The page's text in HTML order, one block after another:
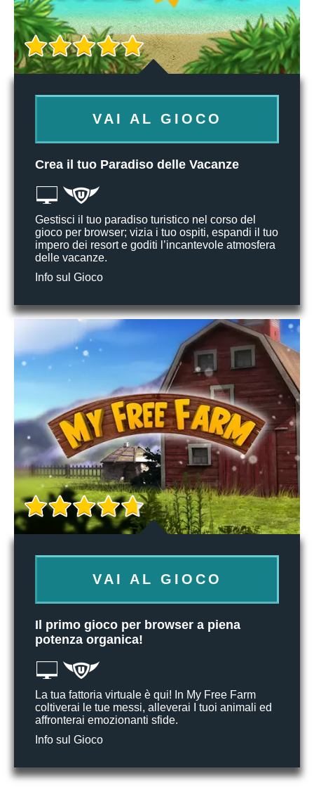
VAI AL GIOCO
Crea il tuo Paradiso delle Vacanze
Gestisci il tuo paradiso turistico nel corso del
gioco per browser; vizia i tuo ospiti, espandi il tuo
impero dei resort e goditi l’incantevole atmosfera
delle vacanze.
Info sul Gioco
VAI AL GIOCO
Il primo gioco per browser a piena
potenza organica!
La tua fattoria virtuale è qui! In My Free Farm
coltiverai le tue messi, alleverai I tuoi animali ed
affronterai emozionanti sfide.
Info sul Gioco